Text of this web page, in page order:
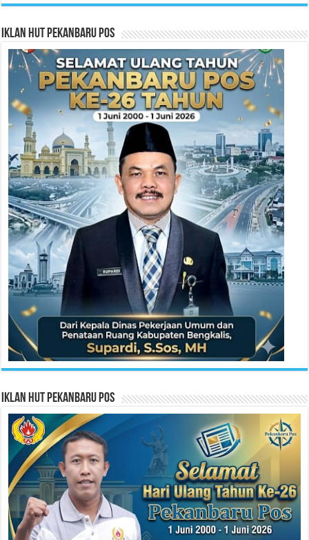
Iklan HUT Pekanbaru Pos
Iklan HUT Pekanbaru Pos